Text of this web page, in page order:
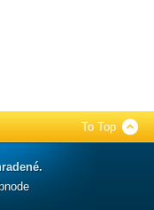
To Top